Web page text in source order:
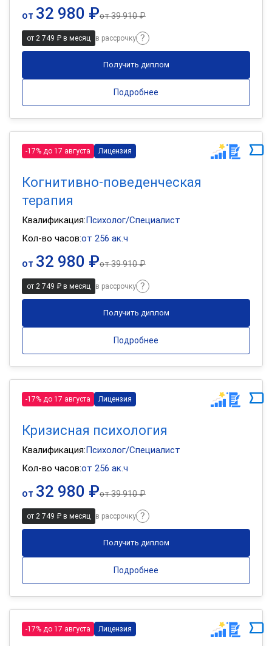
от 32 980 ₽от39 910 ₽
от 2 749 ₽ в месяц в рассрочку
Получить диплом
Подробнее
-17% до 17 августа Лицензия
Когнитивно-поведенческая
терапия
Квалификация:Психолог/Специалист
Кол-во часов:от 256 ак.ч
от 32 980 ₽от39 910 ₽
от 2 749 ₽ в месяц в рассрочку
Получить диплом
Подробнее
-17% до 17 августа Лицензия
Кризисная психология
Квалификация:Психолог/Специалист
Кол-во часов:от 256 ак.ч
от 32 980 ₽от39 910 ₽
от 2 749 ₽ в месяц в рассрочку
Получить диплом
Подробнее
-17% до 17 августа Лицензия